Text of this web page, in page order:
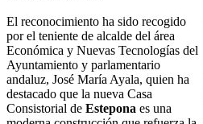
El reconocimiento ha sido recogido
por el teniente de alcalde del área
Económica y Nuevas Tecnologías del
Ayuntamiento y parlamentario
andaluz, José María Ayala, quien ha
destacado que la nueva Casa
Consistorial de Estepona es una